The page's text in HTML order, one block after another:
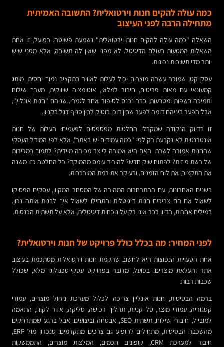
כמה עולה להקים חנות וירטואלית? התשובה האמיתית
מתחילה הרבה לפני העיצוב
השאלה "כמה עולה להקים חנות וירטואלית" נשמעת פשוטה. בפועל, זו אחת
השאלות המטעות בעולם הדיגיטל. לא מפני שאין לה תשובה, אלא מפני שיש
יותר מדי תשובות נכונות.
עסק קטן שמוכר עשרה מוצרים יכול לעלות לאוויר בתקציב נמוך יחסית. מותג
קמעונאי עם מאות פריטים, חיבור למלאי, אוטומציה שיווקית, מערך שילוח
ותמיכה בשפות ומטבעות, כבר נכנס לסיפור אחר לגמרי. שניהם "חנות אונליין",
אבל הפער ביניהם דומה לפער שבין דוכן בוטיק לבין סניף דגל בקניון.
זו בדיוק הנקודה שמקבלי החלטות מפספסים לפעמים: העלות של חנות
אינטרנטית לא נקבעת רק לפי "כמה עמודים יש באתר", אלא לפי המודל העסקי
שהחנות אמורה לשרת. האם היא אמורה לייצר מכירה מיידית? לתמוך במכירות
של רשת פיזית? לפתוח שוק חדש? להוריד עומס מהמוקד? כל החלטה כזו משנה
את התקציב, את לוח הזמנים, ובעיקר את רמת המורכבות.
בשנים האחרונות, עם ההתרחבות המהירה של המסחר המקוון, עסקים הפסיקו
לשאול אם הם צריכים חנות דיגיטלית והתחילו לשאול איך לבנות אותה נכון.
במילים אחרות, הדיון כבר אינו רק על נוכחות דיגיטלית, אלא על תשתית הכנסות.
לפני המחיר: מה בכלל כולל פרויקט של חנות וירטואלית?
אחת הטעויות הנפוצות היא לחשוב שהקמת חנות וירטואלית מסתכמת בעיצוב
אתר והעלאת מוצרים. בפועל, מדובר בפרויקט עסקי-טכנולוגי מלא, שכולל
שכבות רבות.
ברמה הבסיסית, חנות אונליין צריכה לכלול מערכת ניהול מוצרים, עמודי
קטגוריה, עמודי מוצר, סל קניות, תהליך רכישה, סליקה, אזור לקוח, התאמה
למובייל, חיבורי שילוח, תשתית SEO, אבטחה וביצועים. אבל ברגע שמתרחקים
מהשכבה הבסיסית, מתחילים להופיע גם צרכים מתקדמים: סנכרון מול ERP,
חיבור למערכת CRM, קופונים חכמים, המלצות מוצרים, התממשקות